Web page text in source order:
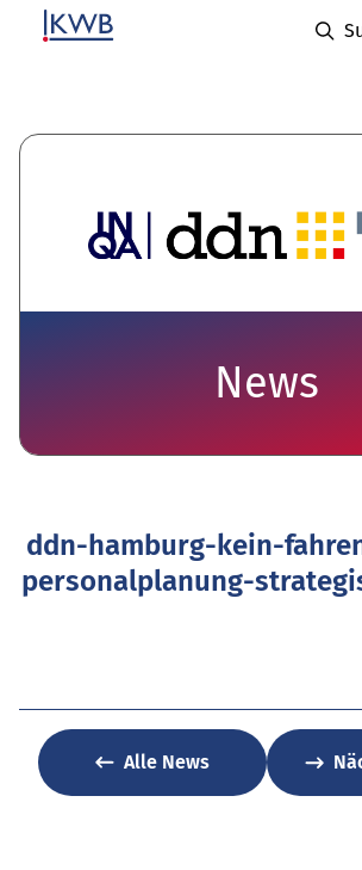
News
ddn-hamburg-kein-
personalplanung-
Alle News